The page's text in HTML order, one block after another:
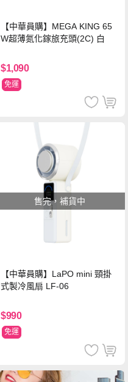
【中華員購】MEGA KING 65
W超薄氮化鎵旅充頭(2C) 白
$1,090
免運
售完，補貨中
【中華員購】LaPO mini 頸掛
式製冷風扇 LF-06
$990
免運